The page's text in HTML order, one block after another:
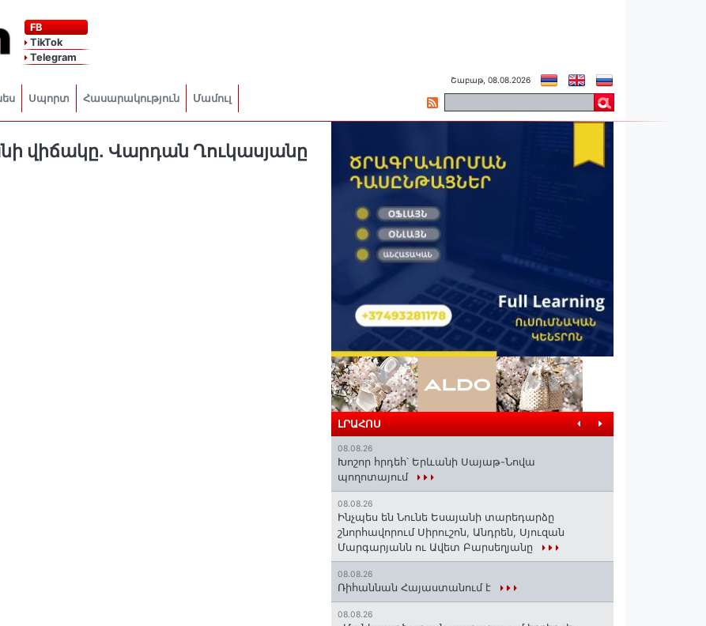
FB
TikTok
Telegram
Սպորտ Հասարակություն Մամուլ
Շաբաթ, 08.08.2026
վիճակը․ Վարդան Ղուկասյանը
ԼՐԱՀՈՍ
08.08.26
Խոշոր հրդեհ՝ Երևանի Սայաթ-Նովա
պողոտայում
08.08.26
Ինչպես են Նունե Եսայանի տարեդարձը
շնորհավորում Սիրուշոն, Անդրեն, Սյուզան
Մարգարյանն ու Ավետ Բարսեղյանը
08.08.26
Ռիհաննան Հայաստանում է
08.08.26